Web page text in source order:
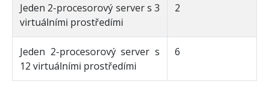
Jeden 2-procesorový server s 3
virtuálními prostředími
2
Jeden 2-procesorový server s
12 virtuálními prostředími
6